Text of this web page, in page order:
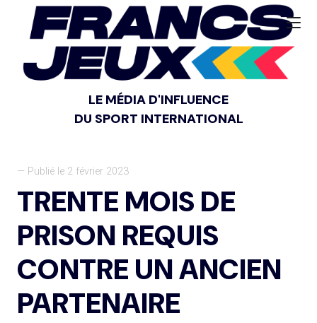
LE MÉDIA D'INFLUENCE
DU SPORT INTERNATIONAL
— Publié le 2 février 2023
TRENTE MOIS DE
PRISON REQUIS
CONTRE UN ANCIEN
PARTENAIRE